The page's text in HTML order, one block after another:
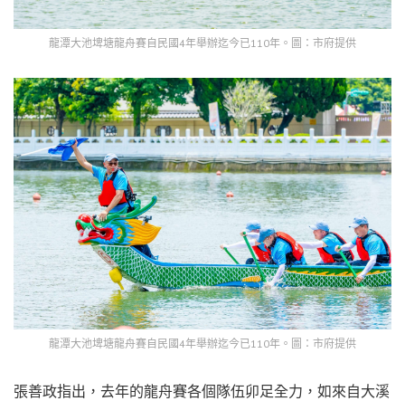
龍潭大池埤塘龍舟賽自民國4年舉辦迄今已110年。圖：市府提供
龍潭大池埤塘龍舟賽自民國4年舉辦迄今已110年。圖：市府提供
張善政指出，去年的龍舟賽各個隊伍卯足全力，如來自大溪